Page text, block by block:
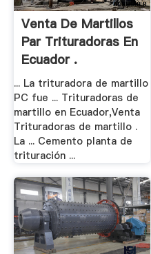
Venta De Martillos
Par Trituradoras En
Ecuador .
... La trituradora de martillo
PC fue ... Trituradoras de
martillo en Ecuador,Venta
Trituradoras de martillo .
La ... Cemento planta de
trituración ...